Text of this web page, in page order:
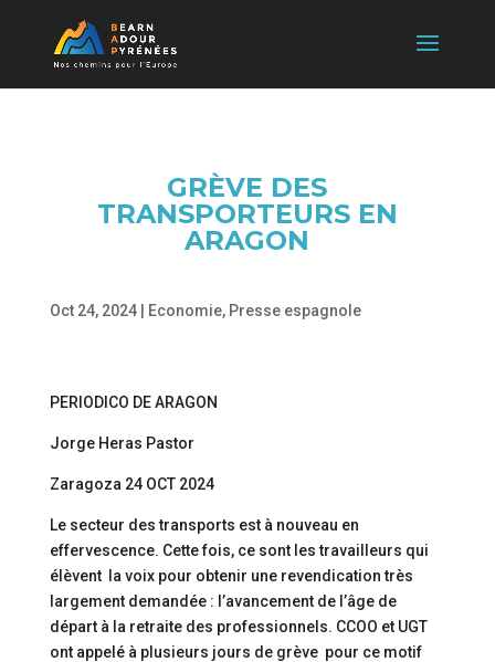
GRÈVE DES
TRANSPORTEURS EN
ARAGON
Oct 24, 2024| Economie, Presse espagnole
PERIODICO DE ARAGON
Jorge Heras Pastor
Zaragoza 24 OCT 2024
Le secteur des transports est à nouveau en
effervescence. Cette fois, ce sont les travailleurs qui
élèvent la voix pour obtenir une revendication très
largement demandée : l’avancement de l’âge de
départ à la retraite des professionnels. CCOO et UGT
ont appelé à plusieurs jours de grève pour ce motif